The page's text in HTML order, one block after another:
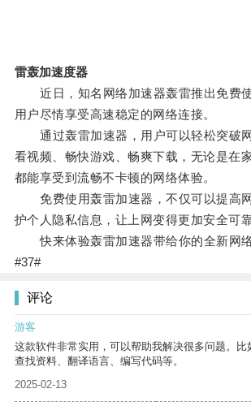
雷轰加速度器
近日，知名网络加速器轰雷推出免费
用户尽情享受高速稳定的网络连接。
通过轰雷加速器，用户可以轻松突破
看视频、畅快游戏、畅爽下载，无论是在
都能享受到流畅不卡顿的网络体验。
免费使用轰雷加速器，不仅可以提高
护个人隐私信息，让上网变得更加安全可靠
快来体验轰雷加速器带给你的全新网络
#37#
评论
游客
这款软件非常实用，可以帮助我解决很多问题。比
查找资料、翻译语言、编写代码等。
2025-02-13